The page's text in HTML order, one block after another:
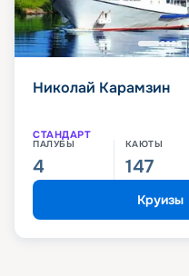
Николай Карамзин
СТАНДАРТ
ПАЛУБЫ
4
КАЮТЫ
147
Круизы